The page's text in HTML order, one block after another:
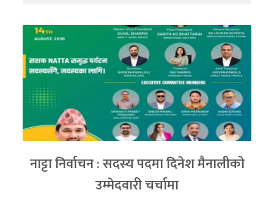
नाट्टा निर्वाचन : सदस्य पदमा दिनेश मैनालीको
उम्मेदवारी चर्चामा